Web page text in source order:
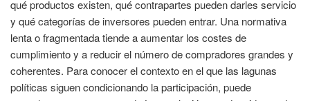
qué productos existen, qué contrapartes pueden darles servicio
y qué categorías de inversores pueden entrar. Una normativa
lenta o fragmentada tiende a aumentar los costes de
cumplimiento y a reducir el número de compradores grandes y
coherentes. Para conocer el contexto en el que las lagunas
políticas siguen condicionando la participación, puede